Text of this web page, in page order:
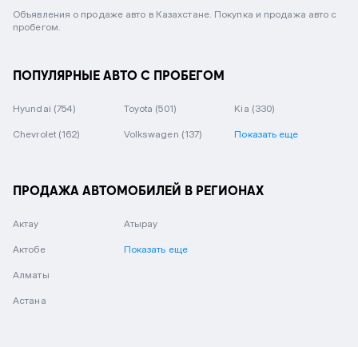
Объявления о продаже авто в Казахстане. Покупка и продажа авто с
пробегом.
ПОПУЛЯРНЫЕ АВТО С ПРОБЕГОМ
Hyundai (754) Toyota (501) Kia (330)
Chevrolet (162) Volkswagen (137) Показать еще
ПРОДАЖА АВТОМОБИЛЕЙ В РЕГИОНАХ
Актау
Актобе
Алматы
Астана
Атырау
Показать еще